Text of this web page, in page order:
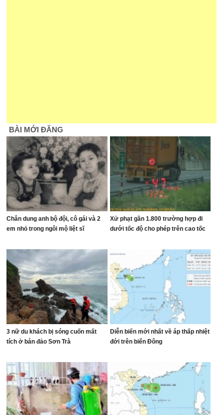
BÀI MỚI ĐĂNG
Chân dung anh bộ đội, cô gái và 2
em nhỏ trong ngôi mộ liệt sĩ
Xử phạt gần 1.800 trường hợp đi
dưới tốc độ cho phép trên cao tốc
3 nữ du khách bị sóng cuốn mất
tích ở bán đảo Sơn Trà
Diễn biến mới nhất về áp thấp nhiệt
đới trên biển Đông